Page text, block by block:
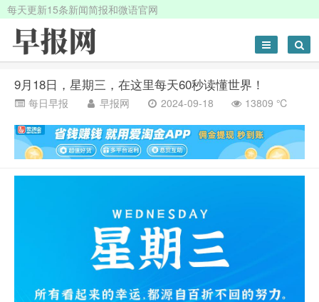
每天更新15条新闻简报和微语官网
9月18日，星期三，在这里每天60秒读懂世界！
每日早报 早报网 2024-09-18 13809 ℃